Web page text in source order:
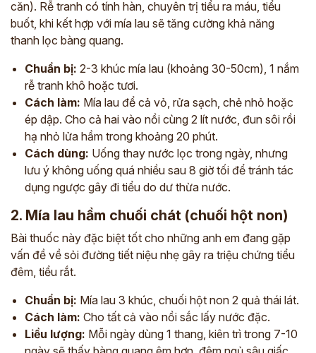
căn). Rễ tranh có tính hàn, chuyên trị tiểu ra máu, tiểu
buốt, khi kết hợp với mía lau sẽ tăng cường khả năng
thanh lọc bàng quang.
Chuẩn bị: 2-3 khúc mía lau (khoảng 30-50cm), 1 nắm
rễ tranh khô hoặc tươi.
Cách làm: Mía lau để cả vỏ, rửa sạch, chẻ nhỏ hoặc
ép dập. Cho cả hai vào nồi cùng 2 lít nước, đun sôi rồi
hạ nhỏ lửa hầm trong khoảng 20 phút.
Cách dùng: Uống thay nước lọc trong ngày, nhưng
lưu ý không uống quá nhiều sau 8 giờ tối để tránh tác
dụng ngược gây đi tiểu do dư thừa nước.
2. Mía lau hầm chuối chát (chuối hột non)
Bài thuốc này đặc biệt tốt cho những anh em đang gặp
vấn đề về sỏi đường tiết niệu nhẹ gây ra triệu chứng tiểu
đêm, tiểu rắt.
Chuẩn bị: Mía lau 3 khúc, chuối hột non 2 quả thái lát.
Cách làm: Cho tất cả vào nồi sắc lấy nước đặc.
Liều lượng: Mỗi ngày dùng 1 thang, kiên trì trong 7-10